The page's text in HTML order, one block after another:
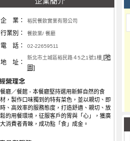
業： 裕民餐飲實業有限公司
業別： 餐飲業/ 餐廳
話： 02-22659511
址：
新北市土城區裕民路４5之1號1樓 [地
圖]
餐廳／餐館 - 本餐廳堅持選用新鮮自然的食
材，製作口味獨到的特有菜色，並以親切、即
時、高效率的服務態度，打造舒適、親切、放
鬆的用餐環境，征服客戶的胃與「心」，獲廣
大消費者青睞，成功點「食」成金。